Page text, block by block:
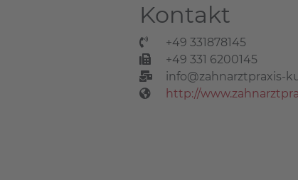
Kontakt
+49 331878145
+49 331 6200145
info@zahnarztpraxis-
http://